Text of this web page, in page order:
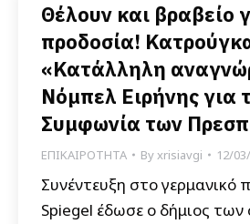
Θέλουν και βραβείο
προδοσία!
«Κατάλληλη
Νόμπελ Ειρήνης για
Συμφωνία των
ΕΠΙΚΑΙΡΟΤΗΤΑ Byxrisiavgi 12/
Συνέντευξη στο γερμανικό
Spiegel έδωσε ο δήμιος των